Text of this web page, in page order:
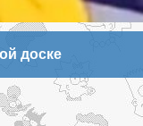
доске